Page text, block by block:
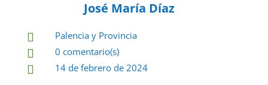
José María Díaz
 Palencia y Provincia
 0 comentario(s)
 14 de febrero de 2024